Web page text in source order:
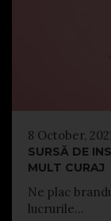
8 October, 2021
SURSĂ DE
MULT CURAJ
Ne plac
lucrurile...